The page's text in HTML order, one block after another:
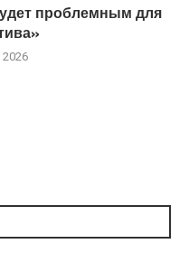
проблемным для
2026